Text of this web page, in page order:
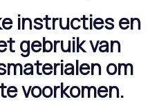
instructies en
gebruik van
om
voorkomen.